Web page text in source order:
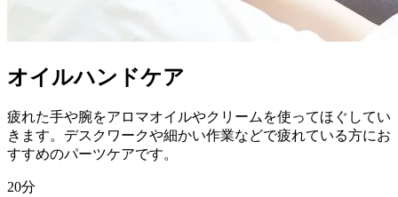
オイルハンドケア
疲れた手や腕をアロマオイルやクリームを使ってほぐしてい
きます。デスクワークや細かい作業などで疲れている方にお
すすめのパーツケアです。
20分